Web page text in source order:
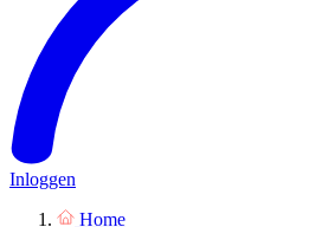
Inloggen
Home